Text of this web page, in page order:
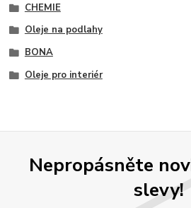
CHEMIE
Oleje na podlahy
BONA
Oleje pro interiér
Nepropásněte
slevy!